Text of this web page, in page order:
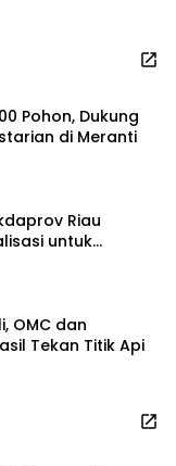
Pohon, Dukung
di Meranti
Riau
untuk
OMC dan
Tekan Titik Api